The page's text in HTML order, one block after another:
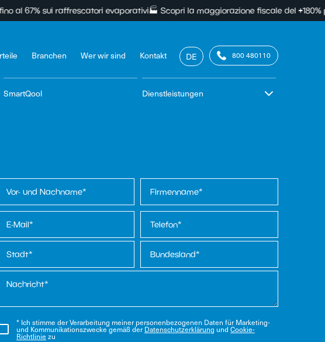
sui raffrescatori evaporativi🏭 Scopri la maggiorazione fiscale del +180% per i
Branchen Wer wir sind Kontakt DE 800 480110
SmartQool Dienstleistungen
* Ich stimme der Verarbeitung meiner personenbezogenen Daten für Marketing-
und Kommunikationszwecke gemäß derDatenschutzerklärung und Cookie-
Richtlinie zu